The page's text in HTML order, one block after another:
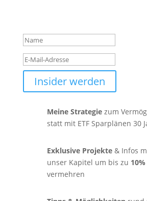
Insider werden
Meine Strategiezum
statt mit ETF Sparplänen 30
Exklusive Projekte& Infos
unser Kapitel um bis zu
vermehren